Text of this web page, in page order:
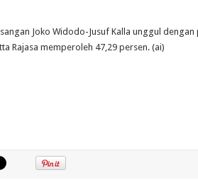
Joko Widodo-Jusuf Kalla unggul dengan
Rajasa memperoleh 47,29 persen. (ai)